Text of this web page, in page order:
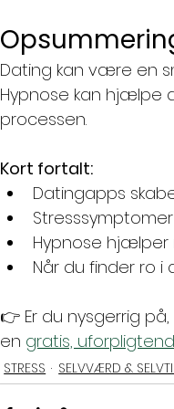
Dating kan være en
Hypnose kan hjælpe
processen.
Kort fortalt:
Datingapps
Hypnose
Når du finder ro
👉 Er du nysgerrig
en gratis,
STRESS SELVVÆRD &